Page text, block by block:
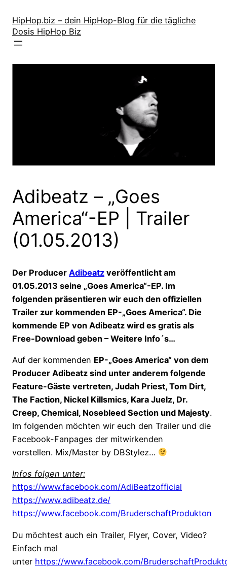
Inhalt
springen
HipHop.biz – dein HipHop-Blog für die tägliche
Dosis HipHop Biz
Adibeatz – „Goes
America“-EP | Trailer
(01.05.2013)
Der Producer Adibeatz veröffentlicht am
01.05.2013 seine „Goes America“-EP. Im
folgenden präsentieren wir euch den offiziellen
Trailer zur kommenden EP-„Goes America“. Die
kommende EP von Adibeatz wird es gratis als
Free-Download geben – Weitere Info´s…
Auf der kommenden EP-„Goes America“ von dem
Producer Adibeatz sind unter anderem folgende
Feature-Gäste vertreten, Judah Priest, Tom Dirt,
The Faction, Nickel Killsmics, Kara Juelz, Dr.
Creep, Chemical, Nosebleed Section und Majesty.
Im folgenden möchten wir euch den Trailer und die
Facebook-Fanpages der mitwirkenden
vorstellen. Mix/Master by DBStylez…
Infos folgen unter:
https://www.facebook.com/AdiBeatzofficial
https://www.adibeatz.de/
https://www.facebook.com/BruderschaftProdukton
Du möchtest auch ein Trailer, Flyer, Cover, Video?
Einfach mal
unter https://www.facebook.com/